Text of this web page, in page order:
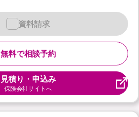
無料で相談予約
資料請求
見積り・申込み
保険会社サイトへ